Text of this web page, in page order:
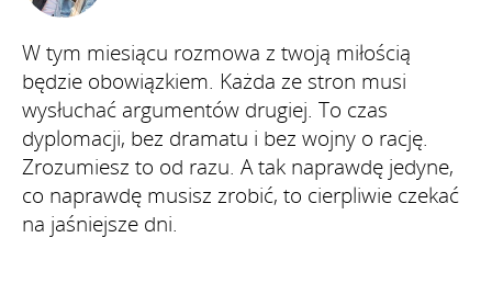
W tym miesiącu rozmowa z twoją miłością
będzie obowiązkiem. Każda ze stron musi
wysłuchać argumentów drugiej. To czas
dyplomacji, bez dramatu i bez wojny o rację.
Zrozumiesz to od razu. A tak naprawdę jedyne,
co naprawdę musisz zrobić, to cierpliwie czekać
na jaśniejsze dni.